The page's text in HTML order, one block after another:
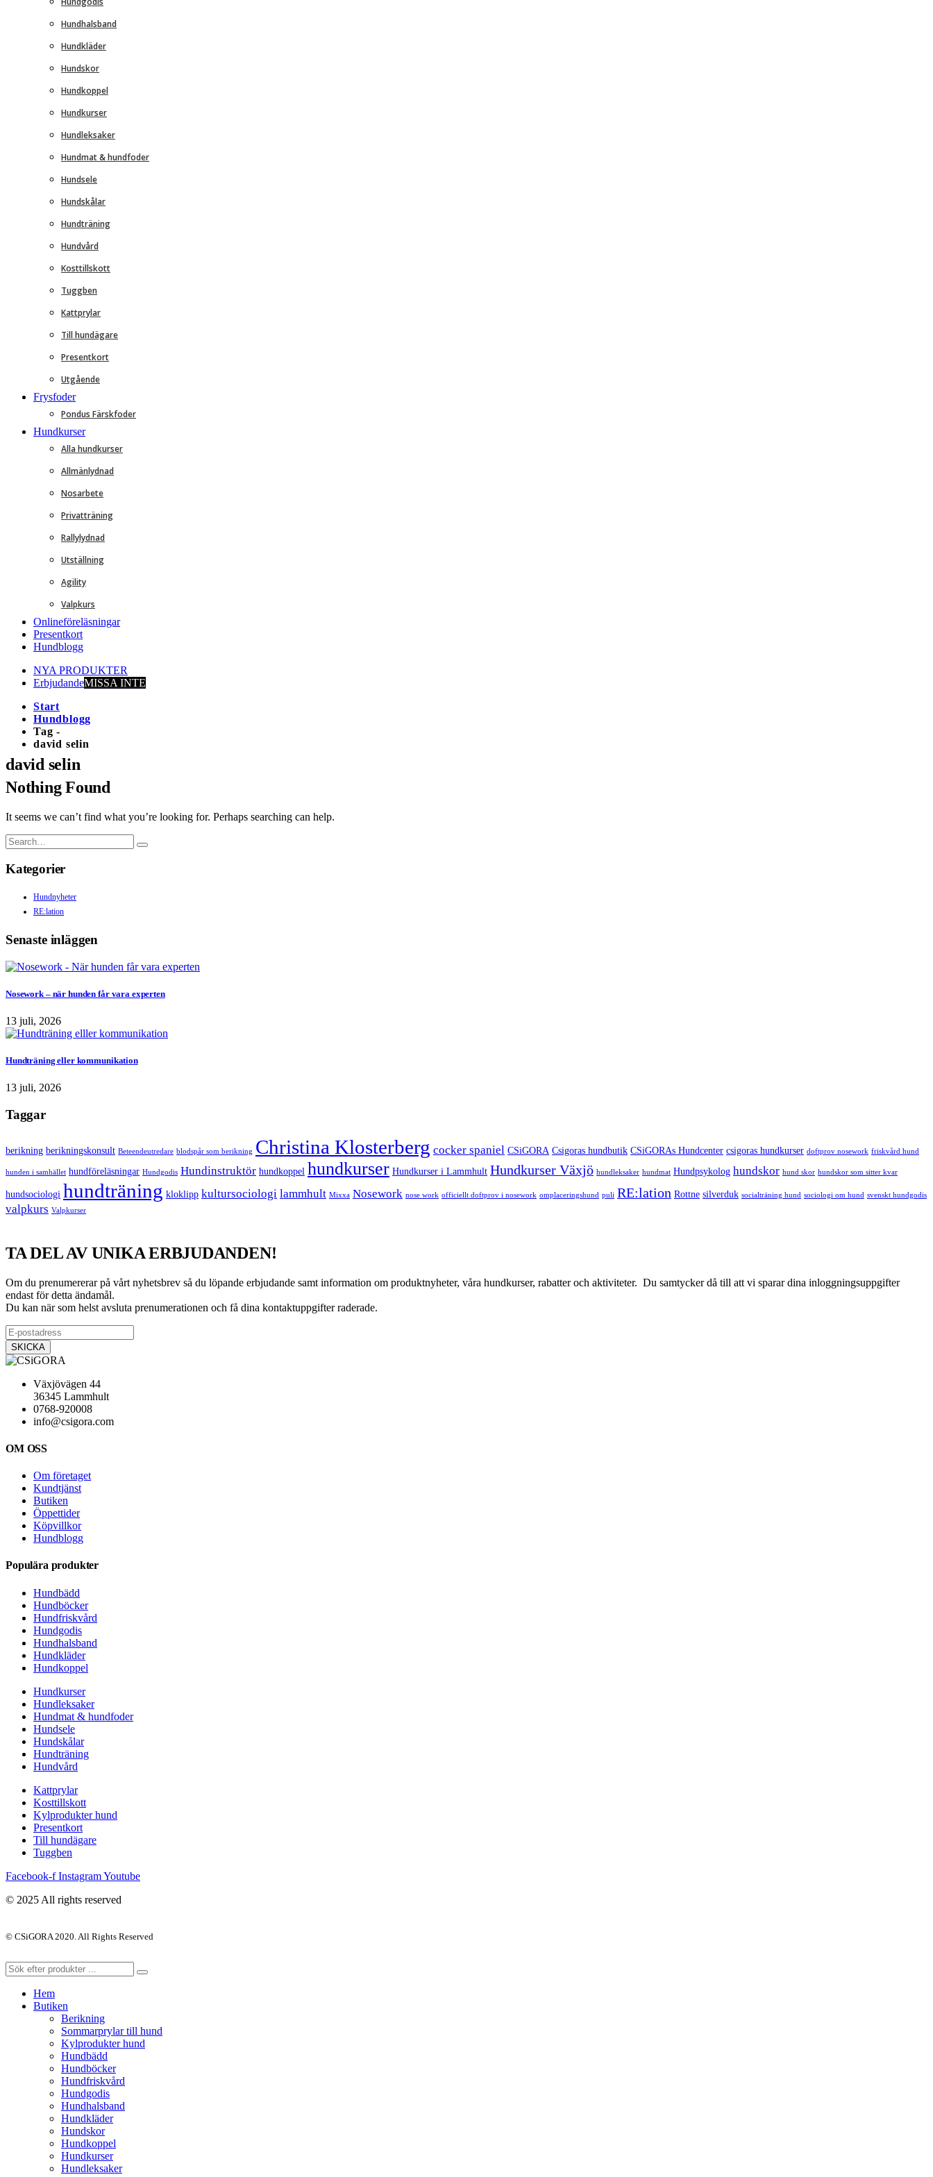
Hundhalsband
Hundkläder
Hundskor
Hundkoppel
Hundkurser
Hundleksaker
Hundmat & hundfoder
Hundsele
Hundskålar
Hundträning
Hundvård
Kosttillskott
Tuggben
Kattprylar
Till hundägare
Presentkort
Utgående
Frysfoder
Pondus Färskfoder
Hundkurser
Alla hundkurser
Allmänlydnad
Nosarbete
Privatträning
Rallylydnad
Utställning
Agility
Valpkurs
Onlineföreläsningar
Presentkort
Hundblogg
NYA PRODUKTER
ErbjudandeMISSA INTE
Start
Hundblogg
Tag -
david selin
david selin
Nothing Found
It seems we can’t find what you’re looking for. Perhaps searching can help.
Kategorier
Hundnyheter
RE:lation
Senaste inläggen
Nosework – när hunden får vara experten
13 juli, 2026
Hundträning eller kommunikation
13 juli, 2026
Taggar
berikning berikningskonsult Beteendeutredare blodspår som berikning Christina Klosterberg cocker spaniel CSiGORA Csigoras hundbutik CSiGORAs Hundcenter csigoras hundkurser doftprov nosework friskvård hund
hunden i samhället hundföreläsningar Hundgodis Hundinstruktör hundkoppel hundkurser Hundkurser i Lammhult Hundkurser Växjö hundleksaker hundmat Hundpsykolog hundskor hund skor hundskor som sitter kvar
hundsociologi hundträning kloklipp kultursociologi lammhult Mixxa Nosework nose work officiellt doftprov i nosework omplaceringshund puli RE:lation Rottne silverduk socialträning hund sociologi om hund svenskt hundgodis
valpkurs Valpkurser
TA DEL AV UNIKA ERBJUDANDEN!
Om du prenumererar på vårt nyhetsbrev så du löpande erbjudande samt information om produktnyheter, våra hundkurser, rabatter och aktiviteter. Du samtycker då till att vi sparar dina inloggningsuppgifter
endast för detta ändamål.
Du kan när som helst avsluta prenumerationen och få dina kontaktuppgifter raderade.
Växjövägen 44
36345 Lammhult
0768-920008
info@csigora.com
OM OSS
Om företaget
Kundtjänst
Butiken
Öppettider
Köpvillkor
Hundblogg
Populära produkter
Hundbädd
Hundböcker
Hundfriskvård
Hundgodis
Hundhalsband
Hundkläder
Hundkoppel
Hundkurser
Hundleksaker
Hundmat & hundfoder
Hundsele
Hundskålar
Hundträning
Hundvård
Kattprylar
Kosttillskott
Kylprodukter hund
Presentkort
Till hundägare
Tuggben
Facebook-f InstagramYoutube
© 2025 All rights reserved
© CSiGORA 2020. All Rights Reserved
Hem
Butiken
Berikning
Sommarprylar till hund
Kylprodukter hund
Hundbädd
Hundböcker
Hundfriskvård
Hundgodis
Hundhalsband
Hundkläder
Hundskor
Hundkoppel
Hundkurser
Hundleksaker